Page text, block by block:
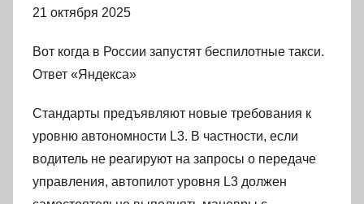
21 октября 2025
Вот когда в России запустят беспилотные такси.
Ответ «Яндекса»
Стандарты предъявляют новые требования к
уровню автономности L3. В частности, если
водитель не реагируют на запросы о передаче
управления, автопилот уровня L3 должен